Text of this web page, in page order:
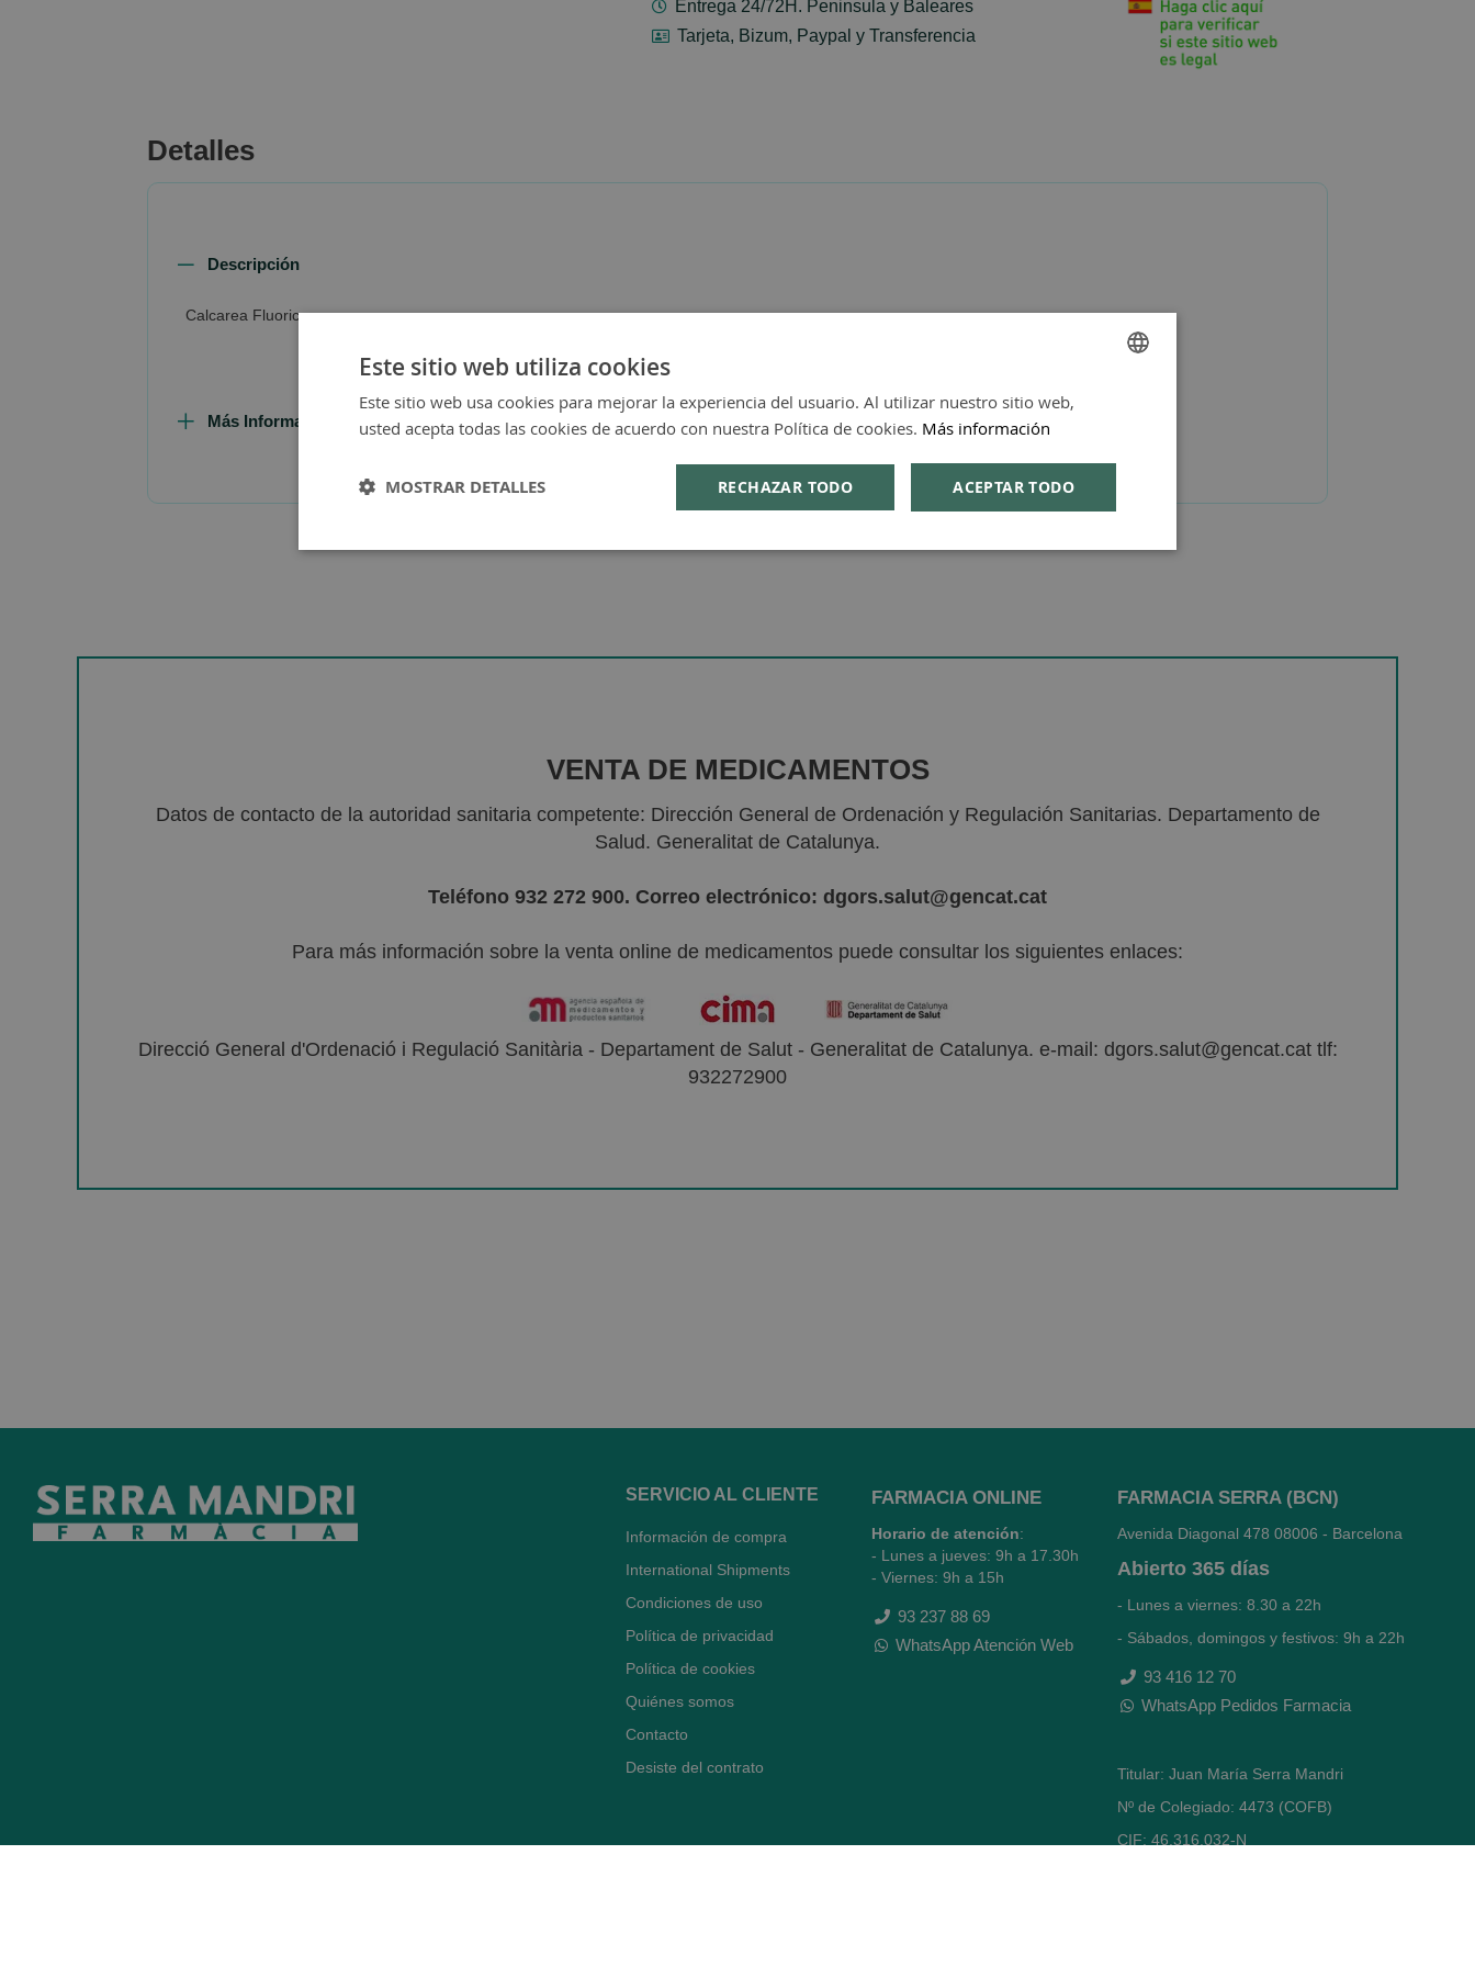
Entrega 24/72H. Peninsula y Baleares
Tarjeta, Bizum, Paypal y Transferencia
Detalles
Descripción
Calcarea Fluorica
Más Información
VENTA DE MEDICAMENTOS
Datos de contacto de la autoridad sanitaria competente: Dirección General de Ordenación y Regulación Sanitarias. Departamento de
Salud. Generalitat de Catalunya.
Teléfono 932 272 900. Correo electrónico: dgors.salut@gencat.cat
Para más información sobre la venta online de medicamentos puede consultar los siguientes enlaces:
Direcció General d'Ordenació i Regulació Sanitària - Departament de Salut - Generalitat de Catalunya. e-mail: dgors.salut@gencat.cat tlf:
932272900
SERVICIO AL CLIENTE
Información de compra
International Shipments
Condiciones de uso
Política de privacidad
Política de cookies
Quiénes somos
Contacto
Desiste del contrato
FARMACIA ONLINE
Horario de atención:
- Lunes a jueves: 9h a 17.30h
- Viernes: 9h a 15h
93 237 88 69
WhatsApp Atención Web
FARMACIA SERRA (BCN)
Avenida Diagonal 478 08006 - Barcelona
Abierto 365 días
- Lunes a viernes: 8.30 a 22h
- Sábados, domingos y festivos: 9h a 22h
93 416 12 70
WhatsApp Pedidos Farmacia
Titular: Juan María Serra Mandri
Nº de Colegiado: 4473 (COFB)
CIF: 46.316.032-N
Este sitio web utiliza cookies
Este sitio web usa cookies para mejorar la experiencia del usuario. Al utilizar nuestro sitio web,
usted acepta todas las cookies de acuerdo con nuestra Política de cookies. Más información
ACEPTAR TODO
RECHAZAR TODO
MOSTRAR DETALLES